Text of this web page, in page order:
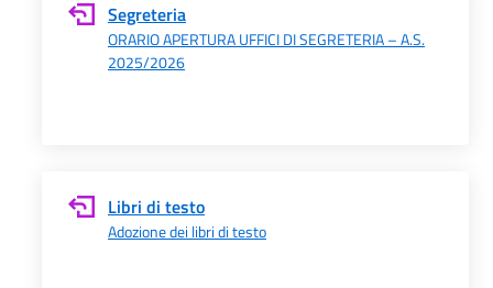
Segreteria
ORARIO APERTURA UFFICI DI SEGRETERIA – A.S.
2025/2026
Libri di testo
Adozione dei libri di testo